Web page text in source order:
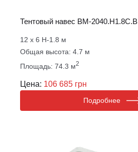
Тентовый навес ВM-2040.Н1.8С.B
12 х 6 Н-1.8 м
Общая высота: 4.7 м
Площадь: 74.3 м2
Цена: 106 685 грн
Подробнее